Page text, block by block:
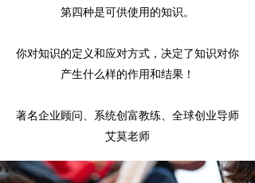
第四种是可供使用的知识。
你对知识的定义和应对方式，决定了知识对你
产生什么样的作用和结果！
著名企业顾问、系统创富教练、全球创业导师
艾莫老师